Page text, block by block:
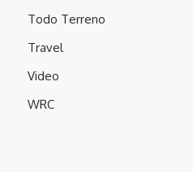
Todo Terreno
Travel
Video
WRC